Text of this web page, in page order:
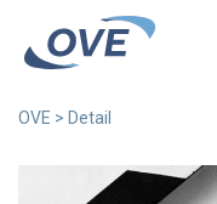
OVE > Detail